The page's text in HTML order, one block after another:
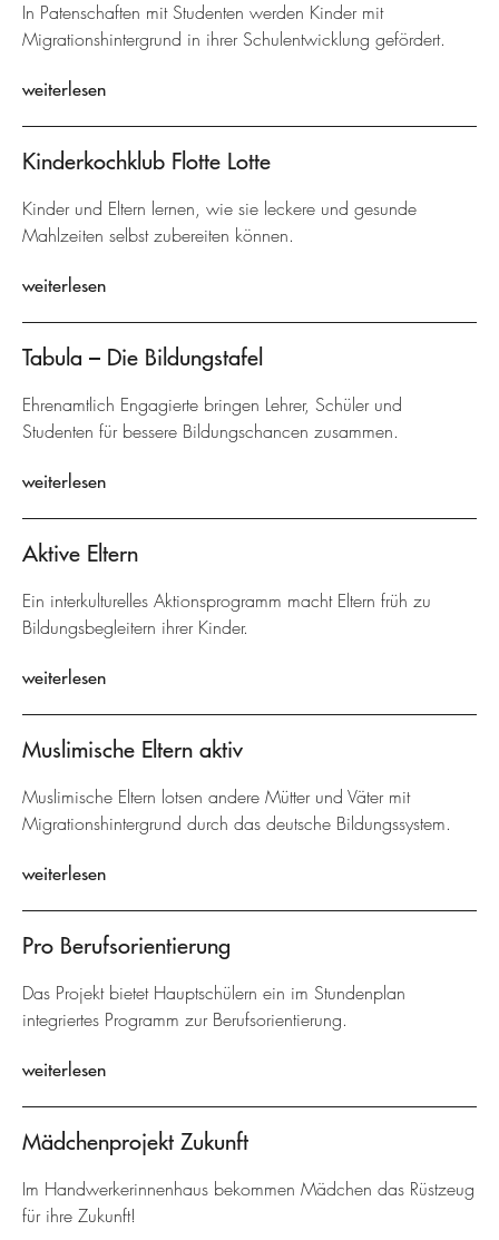
In Patenschaften mit Studenten werden Kinder mit
Migrationshintergrund in ihrer Schulentwicklung gefördert.
weiterlesen
Kinderkochklub Flotte Lotte
Kinder und Eltern lernen, wie sie leckere und gesunde
Mahlzeiten selbst zubereiten können.
weiterlesen
Tabula – Die Bildungstafel
Ehrenamtlich Engagierte bringen Lehrer, Schüler und
Studenten für bessere Bildungschancen zusammen.
weiterlesen
Aktive Eltern
Ein interkulturelles Aktionsprogramm macht Eltern früh zu
Bildungsbegleitern ihrer Kinder.
weiterlesen
Muslimische Eltern aktiv
Muslimische Eltern lotsen andere Mütter und Väter mit
Migrationshintergrund durch das deutsche Bildungssystem.
weiterlesen
Pro Berufsorientierung
Das Projekt bietet Hauptschülern ein im Stundenplan
integriertes Programm zur Berufsorientierung.
weiterlesen
Mädchenprojekt Zukunft
Im Handwerkerinnenhaus bekommen Mädchen das Rüstzeug
für ihre Zukunft!